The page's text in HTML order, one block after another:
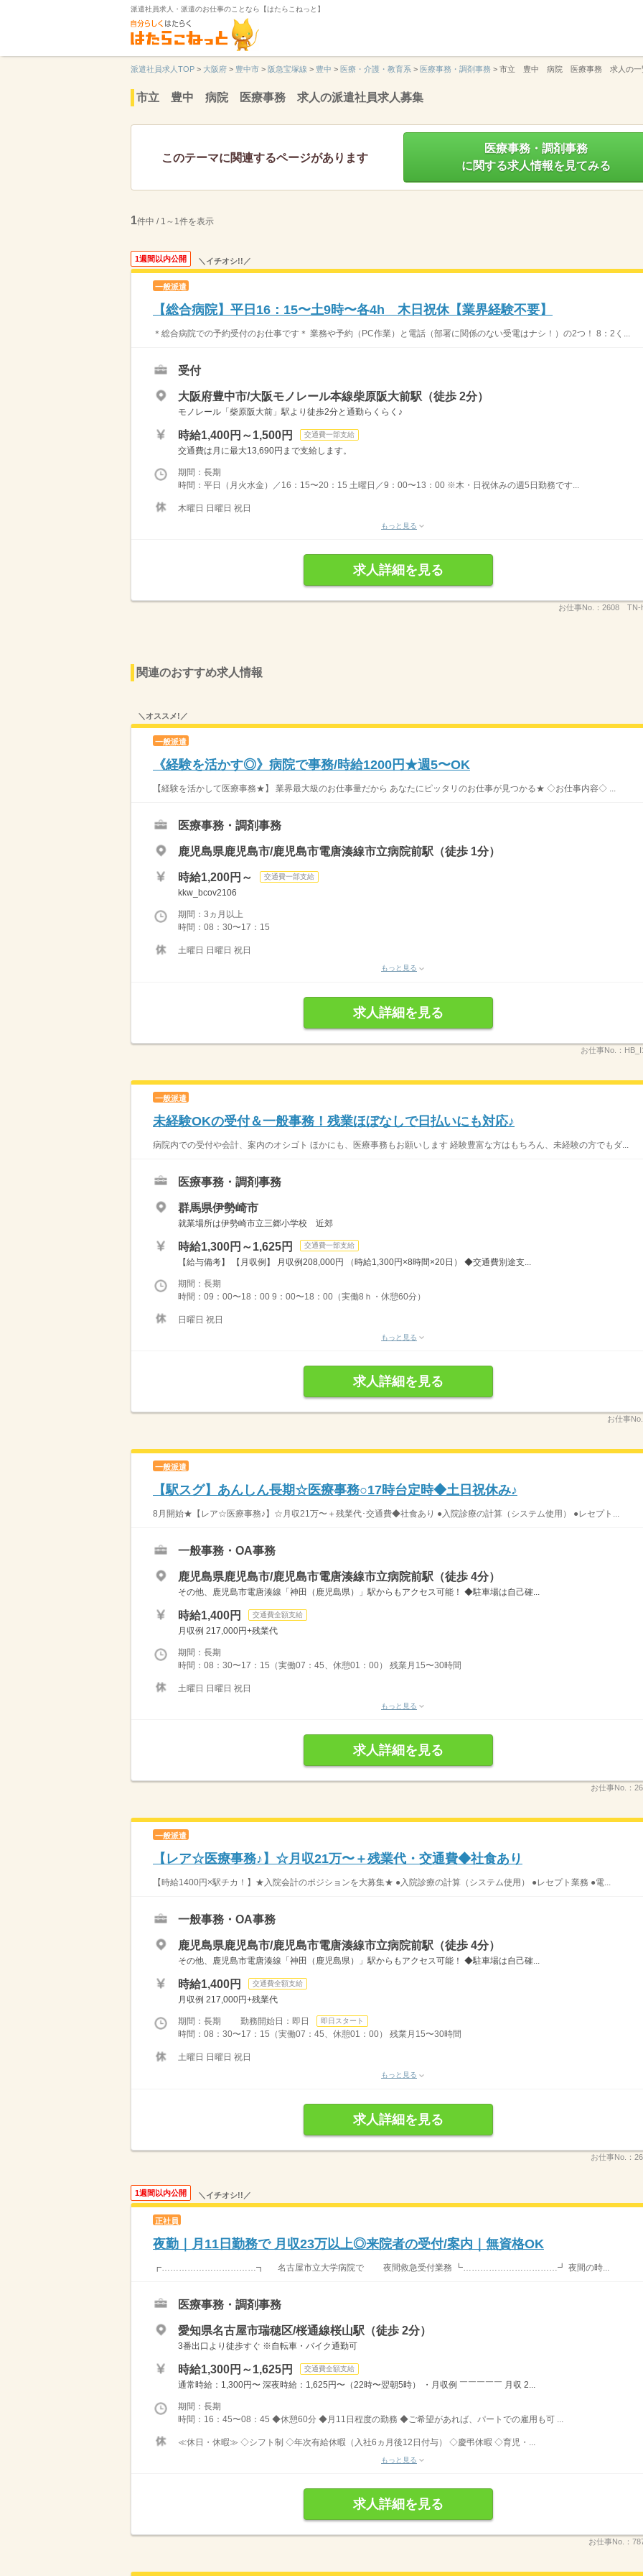
派遣社員求人・派遣のお仕事のことなら【はたらこねっと】
派遣社員求人TOP > 大阪府 > 豊中市 > 阪急宝塚線 > 豊中 > 医療・介護・教育系 > 医療事務・調剤事務 > 市立 豊中 病院 医療事務 求人の一
市立 豊中 病院 医療事務 求人の派遣社員求人募集
このテーマに関連するページがあります
医療事務・調剤事務
に関する求人情報を見てみる
1件中 / 1～1件を表示
1週間以内公開 ＼イチオシ!!／
一般派遣
【総合病院】平日16：15〜土9時〜各4h 木日祝休【業界経験不要】
＊総合病院での予約受付のお仕事です＊ 業務や予約（PC作業）と電話（部署に関係のない受電はナシ！）の2つ！ 8：2く...
受付
大阪府豊中市/大阪モノレール本線柴原阪大前駅（徒歩 2分）
モノレール「柴原阪大前」駅より徒歩2分と通勤らくらく♪
時給1,400円～1,500円 交通費一部支給
交通費は月に最大13,690円まで支給します。
期間：長期
時間：平日（月火水金）／16：15〜20：15 土曜日／9：00〜13：00 ※木・日祝休みの週5日勤務です...
木曜日 日曜日 祝日
もっと見る
求人詳細を見る
お仕事No.： 2608 TN-
関連のおすすめ求人情報
＼オススメ!／
一般派遣
《経験を活かす◎》病院で事務/時給1200円★週5〜OK
【経験を活かして医療事務★】 業界最大級のお仕事量だから あなたにピッタリのお仕事が見つかる★ ◇お仕事内容◇ ...
医療事務・調剤事務
鹿児島県鹿児島市/鹿児島市電唐湊線市立病院前駅（徒歩 1分）
時給1,200円～ 交通費一部支給
kkw_bcov2106
期間：3ヵ月以上
時間：08：30〜17：15
土曜日 日曜日 祝日
もっと見る
求人詳細を見る
お仕事No.：
一般派遣
未経験OKの受付＆一般事務！残業ほぼなしで日払いにも対応♪
病院内での受付や会計、案内のオシゴト ほかにも、医療事務もお願いします 経験豊富な方はもちろん、未経験の方でもダ...
医療事務・調剤事務
群馬県伊勢崎市
就業場所は伊勢崎市立三郷小学校 近郊
時給1,300円～1,625円 交通費一部支給
【給与備考】 【月収例】 月収例208,000円 （時給1,300円×8時間×20日） ◆交通費別途支...
期間：長期
時間：09：00〜18：00 9：00〜18：00（実働8ｈ・休憩60分）
日曜日 祝日
もっと見る
求人詳細を見る
お仕事No.
一般派遣
【駅スグ】あんしん長期☆医療事務○17時台定時◆土日祝休み♪
8月開始★【レア☆医療事務♪】☆月収21万〜＋残業代･交通費◆社食あり ●入院診療の計算（システム使用） ●レセプト...
一般事務・OA事務
鹿児島県鹿児島市/鹿児島市電唐湊線市立病院前駅（徒歩 4分）
その他、鹿児島市電唐湊線「神田（鹿児島県）」駅からもアクセス可能！ ◆駐車場は自己確...
時給1,400円 交通費全額支給
月収例 217,000円+残業代
期間：長期
時間：08：30〜17：15（実働07：45、休憩01：00） 残業月15〜30時間
土曜日 日曜日 祝日
もっと見る
求人詳細を見る
お仕事No.：
一般派遣
【レア☆医療事務♪】☆月収21万〜＋残業代・交通費◆社食あり
【時給1400円×駅チカ！】★入院会計のポジションを大募集★ ●入院診療の計算（システム使用） ●レセプト業務 ●電...
一般事務・OA事務
鹿児島県鹿児島市/鹿児島市電唐湊線市立病院前駅（徒歩 4分）
その他、鹿児島市電唐湊線「神田（鹿児島県）」駅からもアクセス可能！ ◆駐車場は自己確...
時給1,400円 交通費全額支給
月収例 217,000円+残業代
期間：長期 勤務開始日：即日 即日スタート
時間：08：30〜17：15（実働07：45、休憩01：00） 残業月15〜30時間
土曜日 日曜日 祝日
もっと見る
求人詳細を見る
お仕事No.：
1週間以内公開 ＼イチオシ!!／
正社員
夜勤｜月11日勤務で 月収23万以上◎来院者の受付/案内｜無資格OK
┏……………………………┓ 名古屋市立大学病院で 夜間救急受付業務 ┗……………………………┛ 夜間の時...
医療事務・調剤事務
愛知県名古屋市瑞穂区/桜通線桜山駅（徒歩 2分）
3番出口より徒歩すぐ ※自転車・バイク通勤可
時給1,300円～1,625円 交通費全額支給
通常時給：1,300円〜 深夜時給：1,625円〜（22時〜翌朝5時） ・月収例 ￣￣￣￣￣ 月収 2...
期間：長期
時間：16：45〜08：45 ◆休憩60分 ◆月11日程度の勤務 ◆ご希望があれば、パートでの雇用も可 ...
≪休日・休暇≫ ◇シフト制 ◇年次有給休暇（入社6ヵ月後12日付与） ◇慶弔休暇 ◇育児・...
もっと見る
求人詳細を見る
お仕事No.：